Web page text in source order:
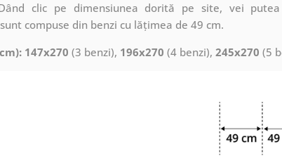
clic pe dimensiunea dorită pe site, vei
compuse din benzi cu lățimea de 49 cm.
147x270 (3 benzi), 196x270 (4 benzi), 245x270 (5